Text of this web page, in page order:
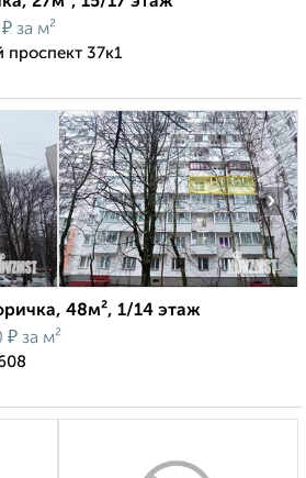
₽ за м²
проспект 37к1
›
48м², 1/14 этаж
₽ за м²